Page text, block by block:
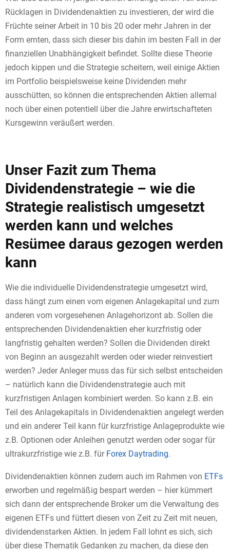
Rücklagen in Dividendenaktien zu investieren, der wird die
Früchte seiner Arbeit in 10 bis 20 oder mehr Jahren in der
Form ernten, dass sich dieser bis dahin im besten Fall in der
finanziellen Unabhängigkeit befindet. Sollte diese Theorie
jedoch kippen und die Strategie scheitern, weil einige Aktien
im Portfolio beispielsweise keine Dividenden mehr
ausschütten, so können die entsprechenden Aktien allemal
noch über einen potentiell über die Jahre erwirtschafteten
Kursgewinn veräußert werden.
Unser Fazit zum Thema
Dividendenstrategie – wie die
Strategie realistisch umgesetzt
werden kann und welches
Resümee daraus gezogen werden
kann
Wie die individuelle Dividendenstrategie umgesetzt wird,
dass hängt zum einen vom eigenen Anlagekapital und zum
anderen vom vorgesehenen Anlagehorizont ab. Sollen die
entsprechenden Dividendenaktien eher kurzfristig oder
langfristig gehalten werden? Sollen die Dividenden direkt
von Beginn an ausgezahlt werden oder wieder reinvestiert
werden? Jeder Anleger muss das für sich selbst entscheiden
– natürlich kann die Dividendenstrategie auch mit
kurzfristigen Anlagen kombiniert werden. So kann z.B. ein
Teil des Anlagekapitals in Dividendenaktien angelegt werden
und ein anderer Teil kann für kurzfristige Anlageprodukte wie
z.B. Optionen oder Anleihen genutzt werden oder sogar für
ultrakurzfristige wie z.B. für Forex Daytrading.
Dividendenaktien können zudem auch im Rahmen von ETFs
erworben und regelmäßig bespart werden – hier kümmert
sich dann der entsprechende Broker um die Verwaltung des
eigenen ETFs und füttert diesen von Zeit zu Zeit mit neuen,
dividendenstarken Aktien. In jedem Fall lohnt es sich, sich
über diese Thematik Gedanken zu machen, da diese den